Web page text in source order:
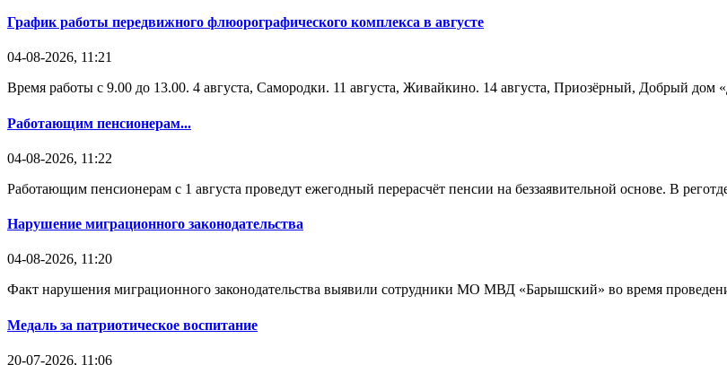
График работы передвижного флюорографического комплекса в августе
04-08-2026, 11:21
Время работы с 9.00 до 13.00. 4 августа, Самородки. 11 августа, Живайкино. 14 августа, Приозёрный, Добрый дом
Работающим пенсионерам...
04-08-2026, 11:22
Работающим пенсионерам с 1 августа проведут ежегодный перерасчёт пенсии на беззаявительной основе. В
Нарушение миграционного законодательства
04-08-2026, 11:20
Факт нарушения миграционного законодательства выявили сотрудники МО МВД «Барышский» во время
Медаль за патриотическое воспитание
20-07-2026, 11:06